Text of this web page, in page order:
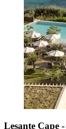
Lesante Cape